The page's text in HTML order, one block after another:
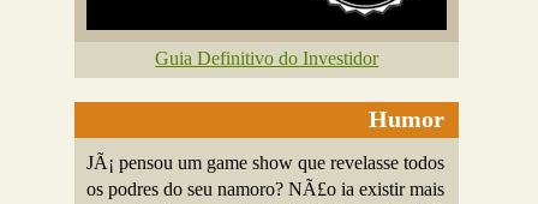
Guia Definitivo do Investidor
Humor
JÃ¡ pensou um game show que revelasse todos
os podres do seu namoro? NÃ£o ia existir mais